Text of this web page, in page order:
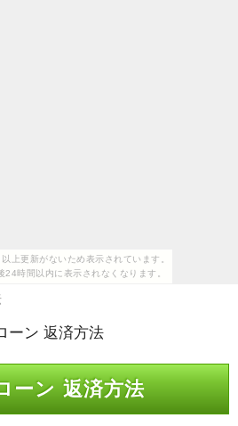
上更新がないため表示されています。
24時間以内に表示されなくなります。
ーン 返済方法
ーン 返済方法